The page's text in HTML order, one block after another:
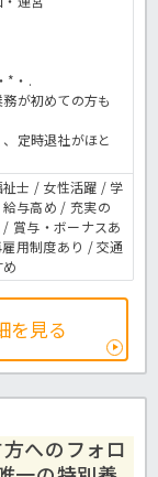
*・.
が初めての方も
定時退社がほと
士 / 女性活躍 / 学
与高め / 充実の
賞与・ボーナスあ
用制度あり / 交通
を見る
へのフォロ